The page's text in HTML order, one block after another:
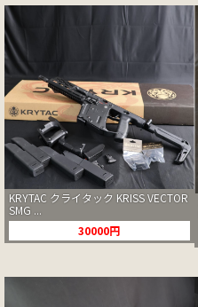
KRYTAC クライタック KRISS VECTOR
SMG ...
30000円